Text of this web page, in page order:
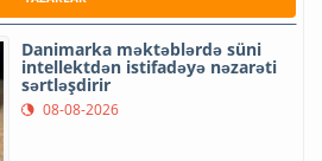
Danimarka məktəblərdə süni
intellektdən istifadəyə nəzarəti
sərtləşdirir
08-08-2026